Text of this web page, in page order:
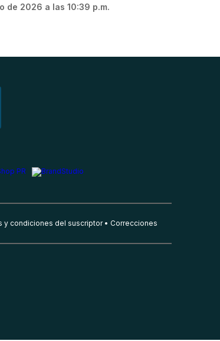
de 2026 a las 10:39 p.m.
y condiciones del suscriptor Correcciones